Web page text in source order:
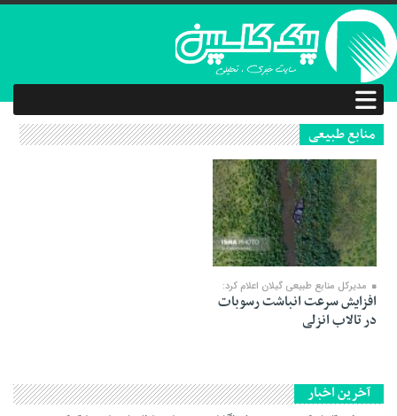
منابع طبیعی
03 دی 1401
مدیرکل منابع طبیعی گیلان اعلام کرد:
افزایش سرعت انباشت رسوبات
در تالاب انزلی
آخرین اخبار